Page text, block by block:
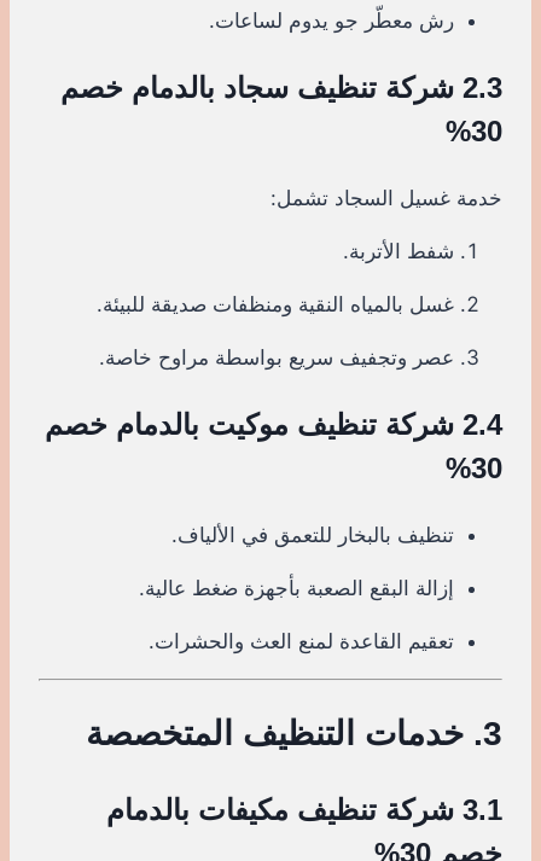
رش معطّر جو يدوم لساعات.
2.3 شركة تنظيف سجاد بالدمام خصم
30%
خدمة غسيل السجاد تشمل:
شفط الأتربة.
غسل بالمياه النقية ومنظفات صديقة للبيئة.
عصر وتجفيف سريع بواسطة مراوح خاصة.
2.4 شركة تنظيف موكيت بالدمام خصم
30%
تنظيف بالبخار للتعمق في الألياف.
إزالة البقع الصعبة بأجهزة ضغط عالية.
تعقيم القاعدة لمنع العث والحشرات.
3. خدمات التنظيف المتخصصة
3.1 شركة تنظيف مكيفات بالدمام
خصم 30%